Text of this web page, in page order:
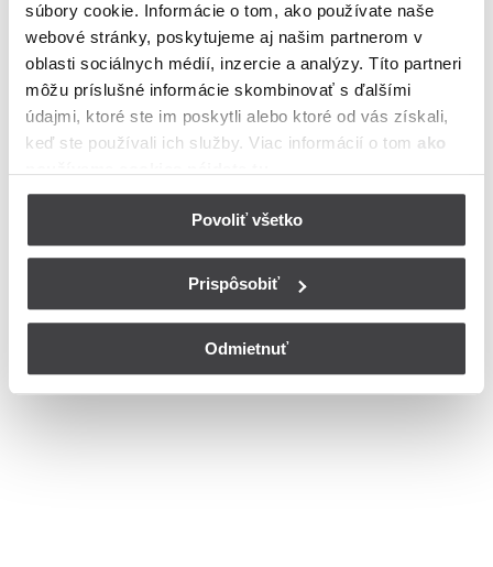
súbory cookie. Informácie o tom, ako používate naše
webové stránky, poskytujeme aj našim partnerom v
oblasti sociálnych médií, inzercie a analýzy. Títo partneri
môžu príslušné informácie skombinovať s ďalšími
údajmi, ktoré ste im poskytli alebo ktoré od vás získali,
keď ste používali ich služby. Viac informácií o tom ako
Povoliť všetko
Prispôsobiť
Odmietnuť
Zoznam ulíc v meste Kuchyňa
Ulica
Bohužiaľ, nedisponujeme zoznamom dostupných ulíc v danom
meste
© Copyright 2026
Nastavenia cookies